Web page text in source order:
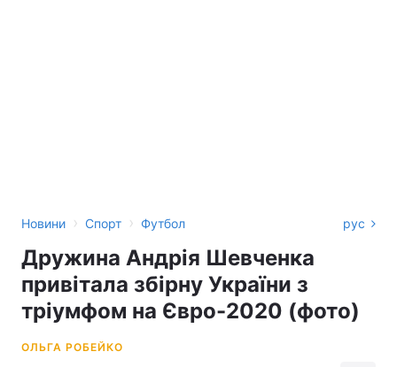
Новини › Спорт › Футбол рус
Дружина Андрія Шевченка
привітала збірну України з
тріумфом на Євро-2020 (фото)
ОЛЬГА РОБЕЙКО